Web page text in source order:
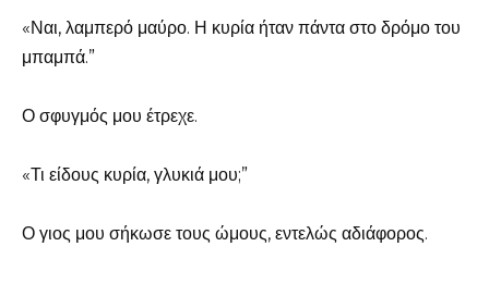
«Ναι, λαμπερό μαύρο. Η κυρία ήταν πάντα στο δρόμο του
μπαμπά.”
Ο σφυγμός μου έτρεχε.
«Τι είδους κυρία, γλυκιά μου;”
Ο γιος μου σήκωσε τους ώμους, εντελώς αδιάφορος.